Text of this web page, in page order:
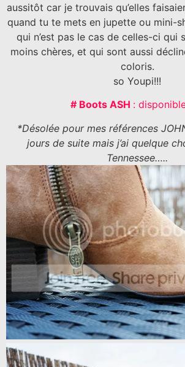
aussitôt car je trouvais qu’elles
quand tu te mets en jupette ou mini-
qui n’est pas le cas de celles-ci qui
moins chères, et qui sont aussi
coloris.
so Youpi!!!
# Boots ASH :
*Désolée pour mes références
jours de suite mais j’ai quelque
Tennessee…..